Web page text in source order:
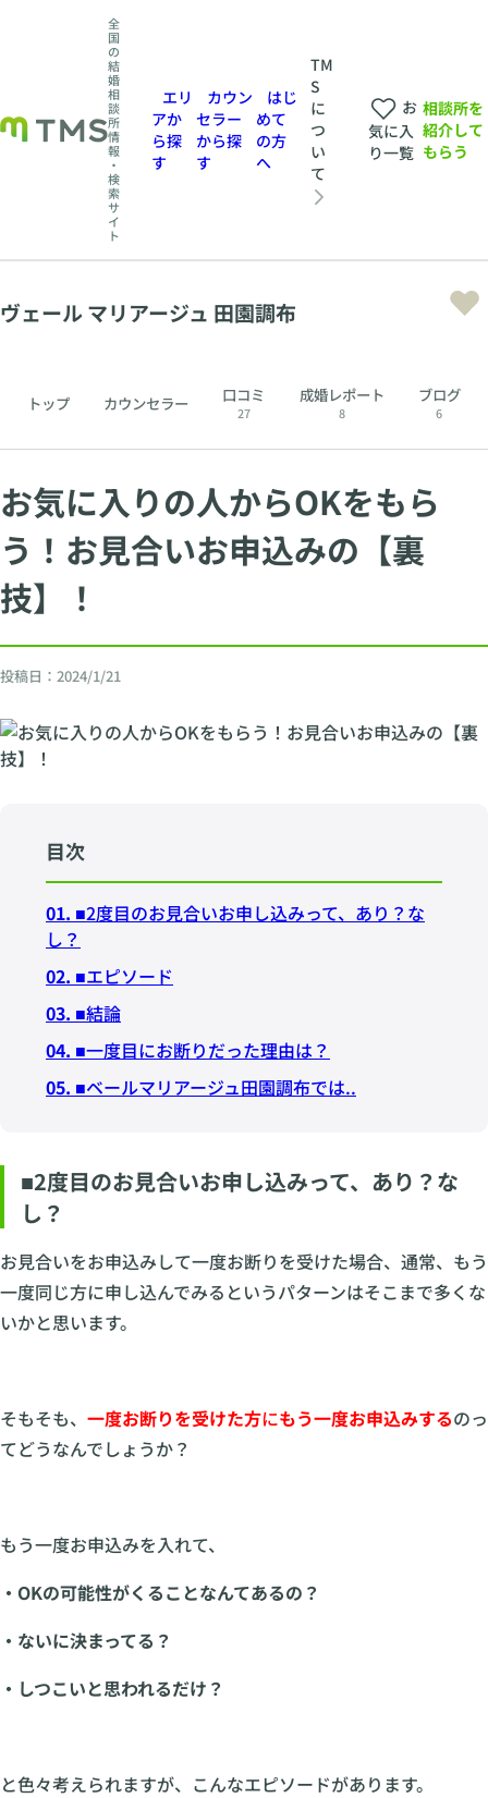
全
国
の
結
婚
相
談
所
情
報
・
検
索
サ
イ
ト
エリ
アか
ら探
す
カウン
セラー
から探
す
はじ
めて
の方
へ
TM
S
に
つ
い
て
お
気に入
り一覧
相談所を
紹介して
もらう
ヴェール マリアージュ 田園調布
トップ カウンセラー 口コミ
27
成婚レポート
8
ブログ
6
お気に入りの人からOKをもら
う！お見合いお申込みの【裏
技】！
投稿日： 2024/1/21
目次
01. ■2度目のお見合いお申し込みって、あり？な
し？
02. ■エピソード
03. ■結論
04. ■一度目にお断りだった理由は？
05. ■ベールマリアージュ田園調布では..
■2度目のお見合いお申し込みって、あり？な
し？
お見合いをお申込みして一度お断りを受けた場合、通常、もう
一度同じ方に申し込んでみるというパターンはそこまで多くな
いかと思います。
そもそも、 一度お断りを受けた方にもう一度お申込みするのっ
てどうなんでしょうか？
もう一度お申込みを入れて、
・OKの可能性がくることなんてあるの？
・ないに決まってる？
・しつこいと思われるだけ？
と色々考えられますが、こんなエピソードがあります。